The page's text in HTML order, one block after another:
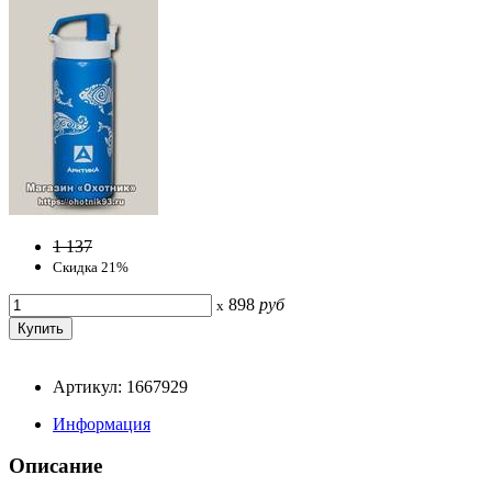
1 137
Скидка 21%
x 898 руб
Артикул: 1667929
Информация
Описание